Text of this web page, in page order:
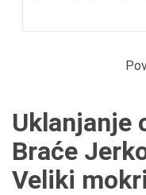
Uklanjanje
Braće
Veliki